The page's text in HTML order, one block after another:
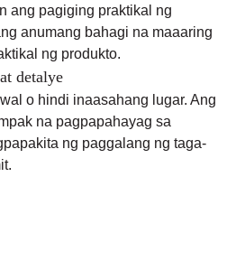
ang pagiging praktikal ng
anumang bahagi na maaaring
ng produkto.
detalye
o hindi inaasahang lugar. Ang
na pagpapahayag sa
ng paggalang ng taga-